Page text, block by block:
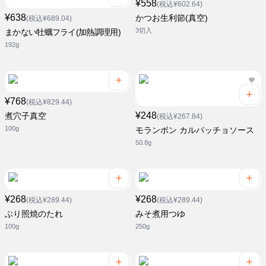
¥638(税込¥689.04)
まかない牡蠣フライ(加熱調理用)
192g
¥558(税込¥602.64)
かつお生利節(真空)
3切入
¥768(税込¥829.44)
煮穴子真空
100g
¥248(税込¥267.84)
モランボン カルパッチョソース
50.8g
¥268(税込¥289.44)
ぶり照焼のたれ
100g
¥268(税込¥289.44)
みそ煮用つゆ
250g